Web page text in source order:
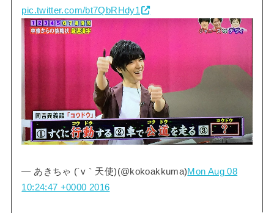
pic.twitter.com/bt7QbRHdy1
— あきちゃ (´v｀天使)(@kokoakkuma)Mon Aug 08
10:24:47 +0000 2016